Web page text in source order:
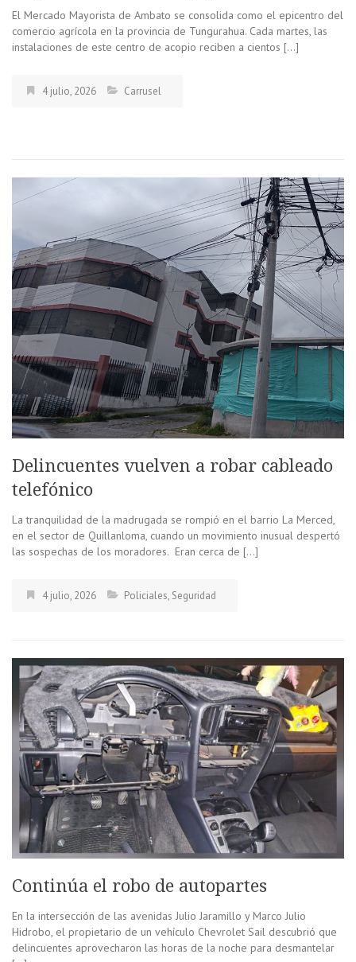
El Mercado Mayorista de Ambato se consolida como el epicentro del
comercio agrícola en la provincia de Tungurahua. Cada martes, las
instalaciones de este centro de acopio reciben a cientos […]
4 julio, 2026 Carrusel
Delincuentes vuelven a robar cableado
telefónico
La tranquilidad de la madrugada se rompió en el barrio La Merced,
en el sector de Quillanloma, cuando un movimiento inusual despertó
las sospechas de los moradores. Eran cerca de […]
4 julio, 2026 Policiales, Seguridad
Continúa el robo de autopartes
En la intersección de las avenidas Julio Jaramillo y Marco Julio
Hidrobo, el propietario de un vehículo Chevrolet Sail descubrió que
delincuentes aprovecharon las horas de la noche para desmantelar